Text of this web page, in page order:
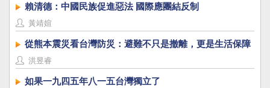
賴清德：中國民族促進惡法 國際應團結反制
黃靖媗
從熊本震災看台灣防災：避難不只是撤離，更是生活保障
洪昱睿
如果一九四五年八一五台灣獨立了